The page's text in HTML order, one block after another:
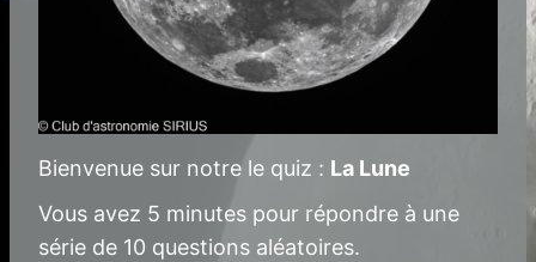
Bienvenue sur notre le quiz : La Lune
Vous avez 5 minutes pour répondre à une
série de 10 questions aléatoires.